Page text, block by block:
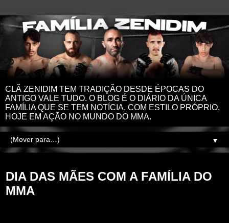
CLÃ ZENIDIM TEM TRADIÇÃO DESDE ÉPOCAS DO
ANTIGO VALE TUDO. O BLOG É O DIÁRIO DA ÚNICA
FAMÍLIA QUE SE TEM NOTÍCIA, COM ESTILO PRÓPRIO,
HOJE EM AÇÃO NO MUNDO DO MMA.
▼
DIA DAS MÃES COM A FAMÍLIA DO
MMA